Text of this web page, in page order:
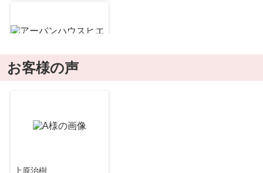
アーバンハウスヒエダ
お客様の声
上原治樹